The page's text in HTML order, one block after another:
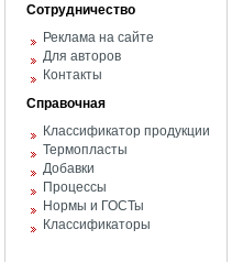
Сотрудничество
Реклама на сайте
Для авторов
Контакты
Справочная
Классификатор продукции
Термопласты
Добавки
Процессы
Нормы и ГОСТы
Классификаторы